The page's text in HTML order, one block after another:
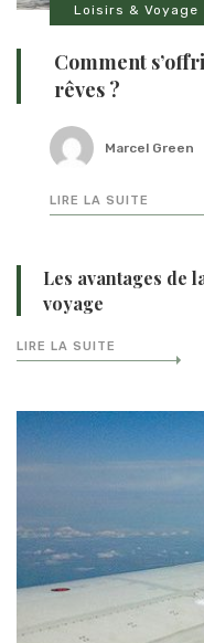
Loisirs & Voyage
Comment
rêves ?
Marcel Green
LIRE LA SUITE
Les avantages de
voyage
LIRE LA SUITE